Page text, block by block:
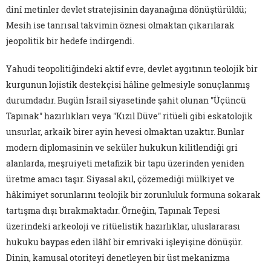
dinî metinler devlet stratejisinin dayanağına dönüştürüldü;
Mesih ise tanrısal takvimin öznesi olmaktan çıkarılarak
jeopolitik bir hedefe indirgendi.
Yahudi teopolitiğindeki aktif evre, devlet aygıtının teolojik bir
kurgunun lojistik destekçisi hâline gelmesiyle sonuçlanmış
durumdadır. Bugün İsrail siyasetinde şahit olunan "Üçüncü
Tapınak" hazırlıkları veya "Kızıl Düve" ritüeli gibi eskatolojik
unsurlar, arkaik birer ayin hevesi olmaktan uzaktır. Bunlar
modern diplomasinin ve seküler hukukun kilitlendiği gri
alanlarda, meşruiyeti metafizik bir tapu üzerinden yeniden
üretme amacı taşır. Siyasal akıl, çözemediği mülkiyet ve
hâkimiyet sorunlarını teolojik bir zorunluluk formuna sokarak
tartışma dışı bırakmaktadır. Örneğin, Tapınak Tepesi
üzerindeki arkeoloji ve ritüelistik hazırlıklar, uluslararası
hukuku baypas eden ilâhî bir emrivaki işleyişine dönüşür.
Dinin, kamusal otoriteyi denetleyen bir üst mekanizma